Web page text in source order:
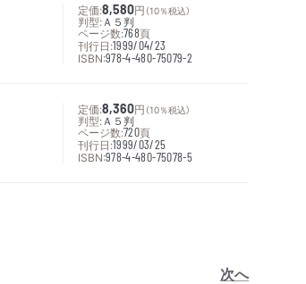
定価:8,580円 （10％税込）
判型: Ａ５判
ページ数:768頁
刊行日:1999/04/23
ISBN:978-4-480-75079-2
定価:8,360円 （10％税込）
判型: Ａ５判
ページ数:720頁
刊行日:1999/03/25
ISBN:978-4-480-75078-5
次へ